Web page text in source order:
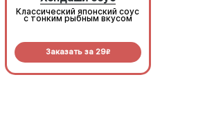
Классический японский соус
с тонким рыбным вкусом
Заказать за 29R